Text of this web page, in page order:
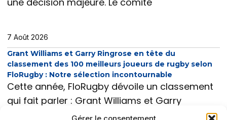
7 Août 2026
Grant Williams et Garry Ringrose en tête du
classement des 100 meilleurs joueurs de rugby selon
FloRugby : Notre sélection incontournable
Cette année, FloRugby dévoile un classement
qui fait parler : Grant Williams et Garry
Ringrose trustent la tête du Top 100 des